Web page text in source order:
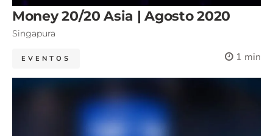
Money 20/20 Asia | Agosto 2020
Singapura
EVENTOS 1 min